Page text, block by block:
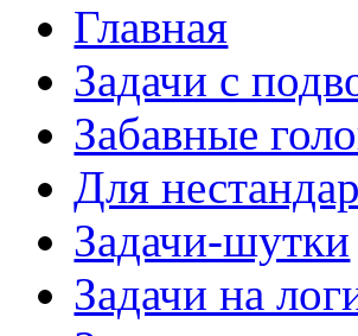
Главная
Задачи с
Забавные
Для
Задачи-шутки
Задачи на